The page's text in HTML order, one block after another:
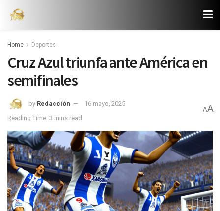
Home Deportes
Cruz Azul triunfa ante América en
semifinales
by Redacción
16 mayo, 2025
Reading Time: 3 mins read
AA